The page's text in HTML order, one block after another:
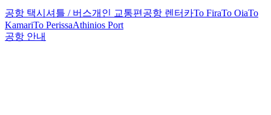
공항 택시 셔틀 / 버스개인 교통편 공항 렌터카To FiraTo OiaTo
KamariTo PerissaAthinios Port
공항 안내